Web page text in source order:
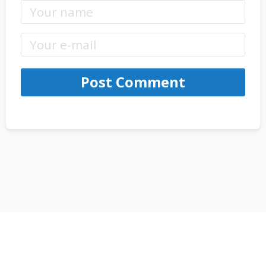
Post Comment